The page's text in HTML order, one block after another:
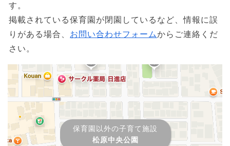
す。
掲載されている保育園が閉園しているなど、情報に誤
りがある場合、 お問い合わせフォームからご連絡くだ
さい。
保育園以外の子育て施設
松原中央公園